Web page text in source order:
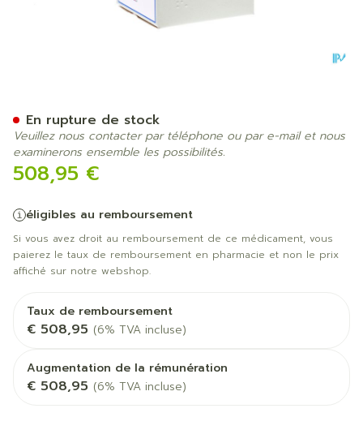
508,95 €
éligibles au remboursement
Si vous avez droit au remboursement de ce médicament, vous
paierez le taux de remboursement en pharmacie et non le prix
affiché sur notre webshop.
Taux de remboursement
€ 508,95 (6% TVA incluse)
Augmentation de la rémunération
€ 508,95 (6% TVA incluse)
En rupture de stock
Veuillez nous contacter par téléphone ou par e-mail et nous
examinerons ensemble les possibilités.